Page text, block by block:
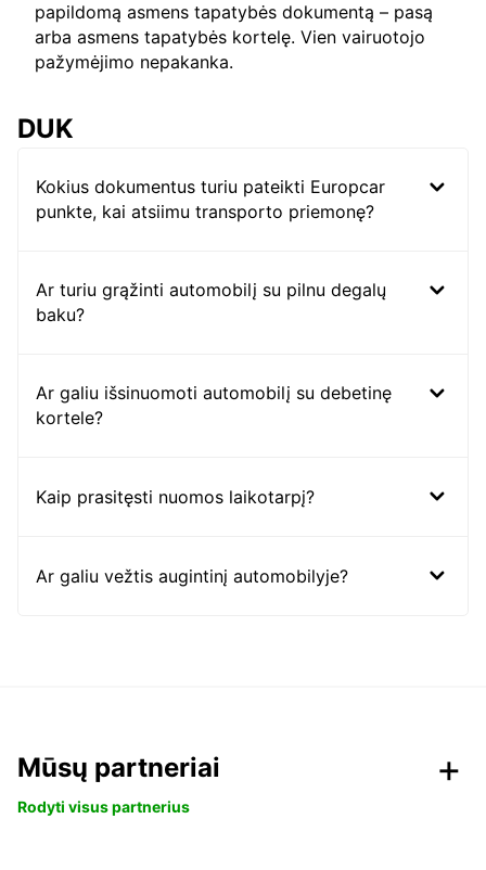
papildomą asmens tapatybės dokumentą – pasą
arba asmens tapatybės kortelę. Vien vairuotojo
pažymėjimo nepakanka.
DUK
Kokius dokumentus turiu pateikti Europcar
punkte, kai atsiimu transporto priemonę?
Ar turiu grąžinti automobilį su pilnu degalų
baku?
Ar galiu išsinuomoti automobilį su debetinę
kortele?
Kaip prasitęsti nuomos laikotarpį?
Ar galiu vežtis augintinį automobilyje?
Mūsų partneriai
Rodyti visus partnerius